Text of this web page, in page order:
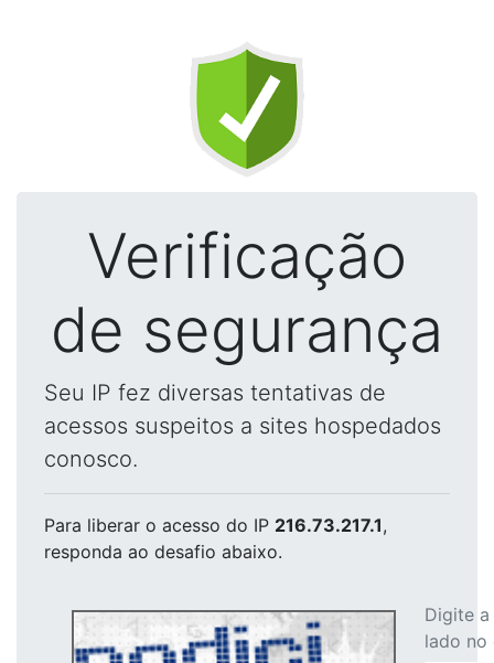
Verificação
de segurança
Seu IP fez diversas tentativas de
acessos suspeitos a sites hospedados
conosco.
Para liberar o acesso do IP 216.73.217.1,
responda ao desafio abaixo.
Digite
lado no